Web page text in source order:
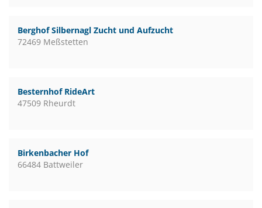
Berghof Silbernagl Zucht und Aufzucht
72469 Meßstetten
Besternhof RideArt
47509 Rheurdt
Birkenbacher Hof
66484 Battweiler